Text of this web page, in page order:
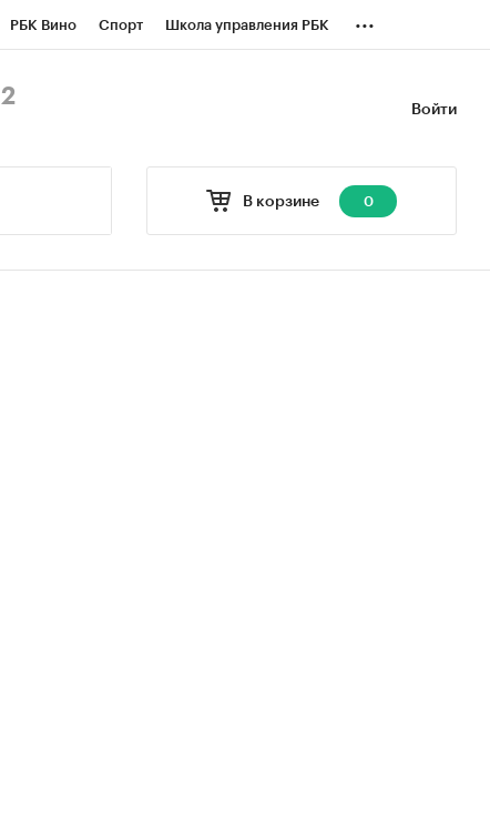
РБК Вино Спорт Школа управления РБК ...
Войти
В корзине 0